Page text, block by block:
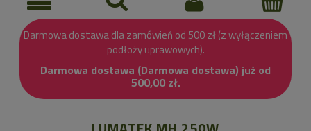
Darmowa dostawa dla zamówień od 500 zł (z wyłączeniem
podłoży uprawowych).
Darmowa dostawa (Darmowa dostawa) już od
500,00 zł.